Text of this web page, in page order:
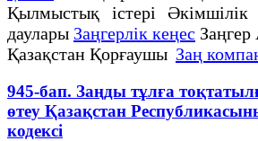
Қылмыстық істері Әкімшілік
даулары Заңгерлік кеңес Заңгер
Қазақстан Қорғаушы Заң
945-бап. Заңды тұлға
өтеу Қазақстан
кодексi